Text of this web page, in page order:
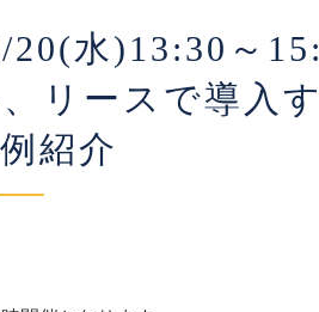
20(水)13:30～
リースで導入
紹介